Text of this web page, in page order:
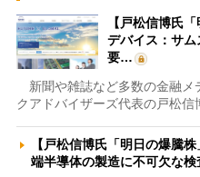
【戸松信博氏
デバイス：サ
要…
新聞や雑誌など多数の金融メ
クアドバイザーズ代表の戸松信
【戸松信博氏「明日の爆騰
端半導体の製造に不可欠な